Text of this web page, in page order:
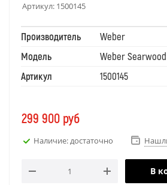
Артикул: 1500145
Производитель
Weber
Модель
Weber
Артикул
1500145
299 900 руб
Наличие: достаточно
В